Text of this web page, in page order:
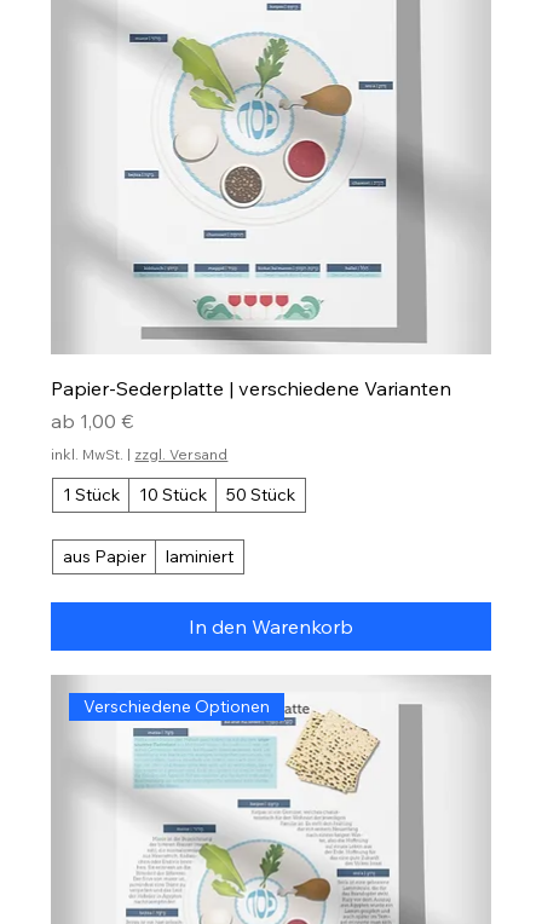
Papier-Sederplatte | verschiedene Varianten
ab 1,00 €
Sale-Preis
inkl. MwSt. | zzgl. Versand
1 Stück 10 Stück 50 Stück
aus Papier laminiert
In den Warenkorb
Verschiedene Optionen